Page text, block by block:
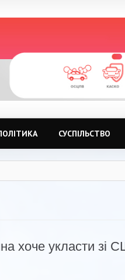
СУСПІЛЬСТВО
хоче укласти зі